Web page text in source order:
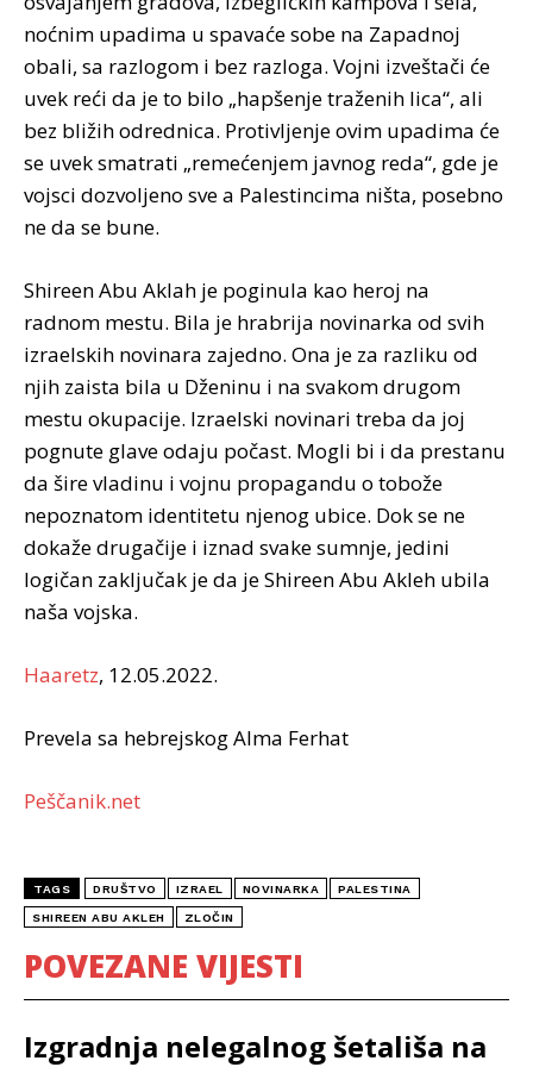
noćnim upadima u spavaće sobe na Zapadnoj
obali, sa razlogom i bez razloga. Vojni izveštači će
uvek reći da je to bilo „hapšenje traženih lica“, ali
bez bližih odrednica. Protivljenje ovim upadima će
se uvek smatrati „remećenjem javnog reda“, gde je
vojsci dozvoljeno sve a Palestincima ništa, posebno
ne da se bune.
Shireen Abu Aklah je poginula kao heroj na
radnom mestu. Bila je hrabrija novinarka od svih
izraelskih novinara zajedno. Ona je za razliku od
njih zaista bila u Dženinu i na svakom drugom
mestu okupacije. Izraelski novinari treba da joj
pognute glave odaju počast. Mogli bi i da prestanu
da šire vladinu i vojnu propagandu o tobože
nepoznatom identitetu njenog ubice. Dok se ne
dokaže drugačije i iznad svake sumnje, jedini
logičan zaključak je da je Shireen Abu Akleh ubila
naša vojska.
Haaretz, 12.05.2022.
Prevela sa hebrejskog Alma Ferhat
Peščanik.net
TAGS DRUŠTVO IZRAEL NOVINARKA PALESTINA
SHIREEN ABU AKLEH ZLOČIN
POVEZANE VIJESTI
Izgradnja nelegalnog šetališa na